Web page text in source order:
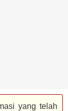
yang telah